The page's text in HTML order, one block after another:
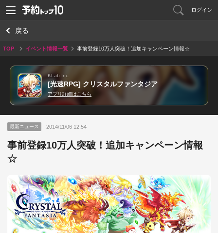
ログイン
戻る
TOP イベント情報一覧 事前登録10万人突破！追加キャンペーン情報☆
KLab Inc.
[光速RPG] クリスタルファンタジア
アプリ詳細はこちら
最新ニュース 2014/11/06 12:54
事前登録10万人突破！追加キャンペーン情報
☆